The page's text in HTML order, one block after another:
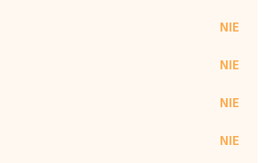
NIE
NIE
NIE
NIE